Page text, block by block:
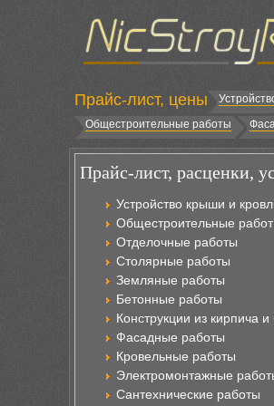
Прайс-лист, цены
Общестроительные работы
Прайс-лист, расценки,
Устройство крыши и
Общестроительные
Отделочные работы
Столярные работы
Земляные работы
Бетонные работы
Конструкции из кирпича и
Фасадные работы
Кровельные работы
Электромонтажные
Сантехнические работы